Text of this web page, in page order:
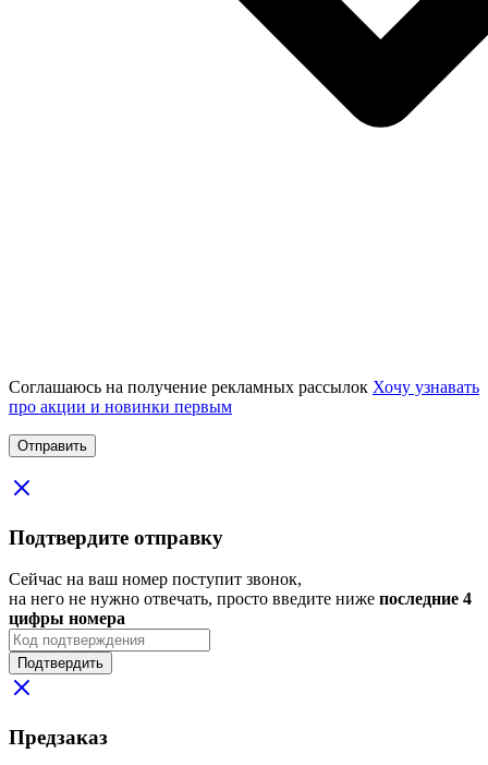
Соглашаюсь на получение рекламных рассылок Хочу узнавать
про акции и новинки первым
Подтвердите отправку
Сейчас на ваш номер поступит звонок,
на него не нужно отвечать, просто введите ниже последние 4
цифры номера
Подтвердить
Предзаказ